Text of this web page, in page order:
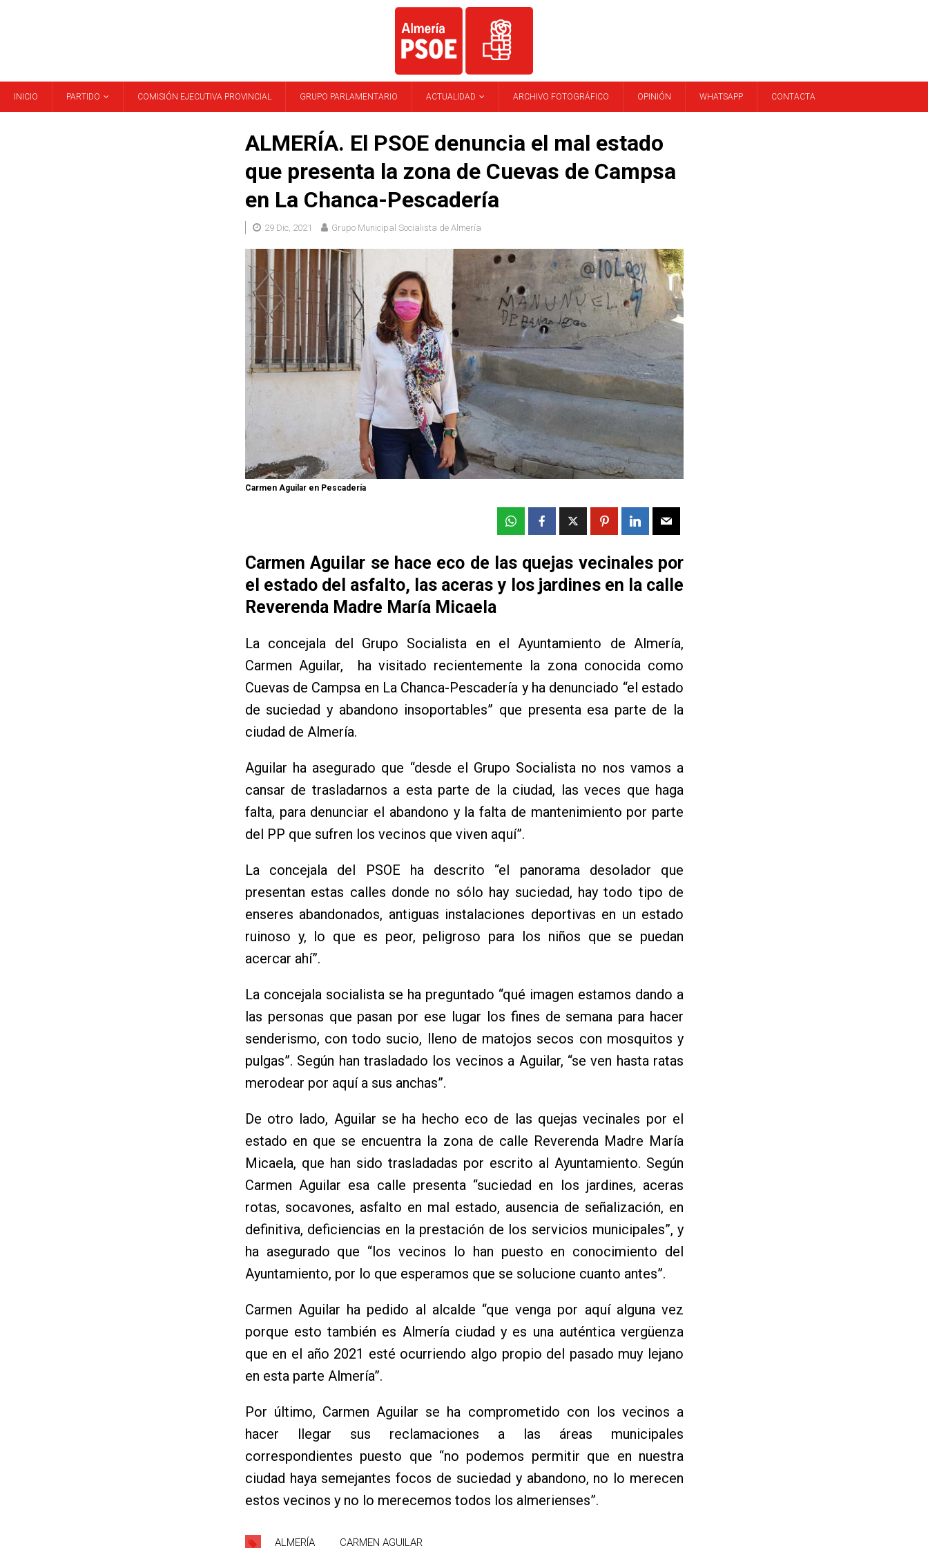
INICIO PARTIDO COMISIÓN EJECUTIVA PROVINCIAL GRUPO PARLAMENTARIO ACTUALIDAD ARCHIVO FOTOGRÁFICO OPINIÓN WHATSAPP CONTACTA
ALMERÍA. El PSOE denuncia el mal estado
que presenta la zona de Cuevas de Campsa
en La Chanca-Pescadería
29 Dic, 2021 Grupo Municipal Socialista de Almería
Carmen Aguilar en Pescadería
Carmen Aguilar se hace eco de las quejas vecinales por
el estado del asfalto, las aceras y los jardines en la calle
Reverenda Madre María Micaela
La concejala del Grupo Socialista en el Ayuntamiento de Almería,
Carmen Aguilar, ha visitado recientemente la zona conocida como
Cuevas de Campsa en La Chanca-Pescadería y ha denunciado “el estado
de suciedad y abandono insoportables” que presenta esa parte de la
ciudad de Almería.
Aguilar ha asegurado que “desde el Grupo Socialista no nos vamos a
cansar de trasladarnos a esta parte de la ciudad, las veces que haga
falta, para denunciar el abandono y la falta de mantenimiento por parte
del PP que sufren los vecinos que viven aquí”.
La concejala del PSOE ha descrito “el panorama desolador que
presentan estas calles donde no sólo hay suciedad, hay todo tipo de
enseres abandonados, antiguas instalaciones deportivas en un estado
ruinoso y, lo que es peor, peligroso para los niños que se puedan
acercar ahí”.
La concejala socialista se ha preguntado “qué imagen estamos dando a
las personas que pasan por ese lugar los fines de semana para hacer
senderismo, con todo sucio, lleno de matojos secos con mosquitos y
pulgas”. Según han trasladado los vecinos a Aguilar, “se ven hasta ratas
merodear por aquí a sus anchas”.
De otro lado, Aguilar se ha hecho eco de las quejas vecinales por el
estado en que se encuentra la zona de calle Reverenda Madre María
Micaela, que han sido trasladadas por escrito al Ayuntamiento. Según
Carmen Aguilar esa calle presenta “suciedad en los jardines, aceras
rotas, socavones, asfalto en mal estado, ausencia de señalización, en
definitiva, deficiencias en la prestación de los servicios municipales”, y
ha asegurado que “los vecinos lo han puesto en conocimiento del
Ayuntamiento, por lo que esperamos que se solucione cuanto antes”.
Carmen Aguilar ha pedido al alcalde “que venga por aquí alguna vez
porque esto también es Almería ciudad y es una auténtica vergüenza
que en el año 2021 esté ocurriendo algo propio del pasado muy lejano
en esta parte Almería”.
Por último, Carmen Aguilar se ha comprometido con los vecinos a
hacer llegar sus reclamaciones a las áreas municipales
correspondientes puesto que “no podemos permitir que en nuestra
ciudad haya semejantes focos de suciedad y abandono, no lo merecen
estos vecinos y no lo merecemos todos los almerienses”.
ALMERÍA CARMEN AGUILAR